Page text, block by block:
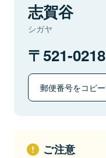
志賀谷
シガヤ
521-0218
郵便番号をコピ
ご注意